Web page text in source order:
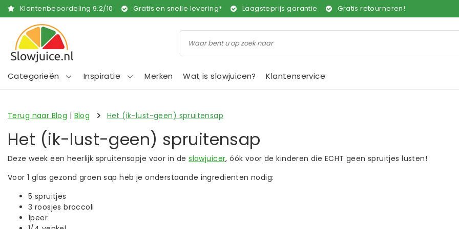
Klantenbeoordeling 9.2/10 Gratis en snelle levering* Laagsteprijs garantie Gratis retourneren!
Categorieën Inspiratie Merken Wat is slowjuicen? Klantenservice
Terug naar Blog | Blog Het (ik-lust-geen) spruitensap
Het (ik-lust-geen) spruitensap
Deze week een heerlijk spruitensapje voor in deslowjuicer, óók voor de kinderen die ECHT geen spruitjes lusten!
Voor 1 glas gezond groen sap heb je onderstaande ingredienten nodig:
5 spruitjes
3 roosjes broccoli
1peer